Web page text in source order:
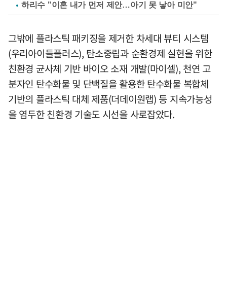
하리수 "이혼 내가 먼저 제안…아기 못 낳아 미안"
그밖에 플라스틱 패키징을 제거한 차세대 뷰티 시스템
(우리아이들플러스), 탄소중립과 순환경제 실현을 위한
친환경 균사체 기반 바이오 소재 개발(마이셀), 천연 고
분자인 탄수화물 및 단백질을 활용한 탄수화물 복합체
기반의 플라스틱 대체 제품(더데이원랩) 등 지속가능성
을 염두한 친환경 기술도 시선을 사로잡았다.